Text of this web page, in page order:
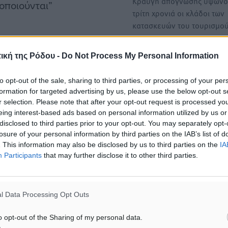
της Ρόδου - Do Not Process My Personal Information
opt-out of the sale, sharing to third parties, or processing of your
for targeted advertising by us, please use the below opt-out
selection. Please note that after your opt-out request is processed
interest-based ads based on personal information utilized by us
to third parties prior to your opt-out. You may separately
of your personal information by third parties on the IAB’s list of
This information may also be disclosed by us to third parties on the
Participants that may further disclose it to other third parties.
Data Processing Opt Outs
opt-out of the Sharing of my personal data.
υπάρχει εκτός από τη
και το ζήτημα ότι
και θέσεων υψηλής
μισθοί για τα
ομάδα, της
να θέλουν να
λόγος, παρά το
ζητά διαρκώς
τρίτη χρονιά οι κλάδοι των
κατασκευών του
«Πράσινο» σε 89.290
ειδικότητες στον
τομέα, τις κατασκευές…
Tον ανώτατο αριθμό
μετακλήσεις εργαζομένων
τρίτες χώρες που για…
Στις 300.000 οι κενές
Μεγάλες ελλείψεις
παρουσιάζονται στο